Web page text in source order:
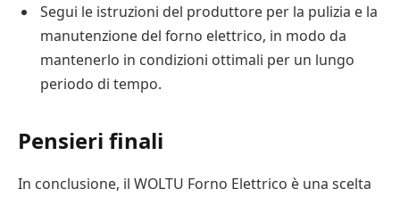
Segui le istruzioni del produttore per la pulizia e la
manutenzione del forno elettrico, in modo da
mantenerlo in condizioni ottimali per un lungo
periodo di tempo.
Pensieri finali
In conclusione, il WOLTU Forno Elettrico è una scelta